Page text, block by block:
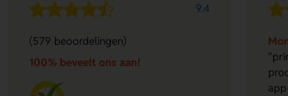
9.4
(579 beoordelingen)
100% beveelt ons aan!